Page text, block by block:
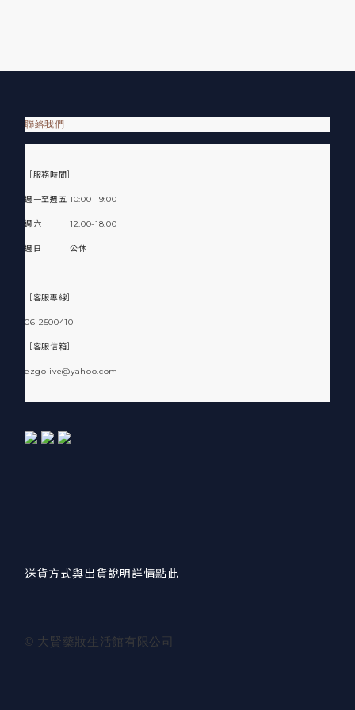
聯絡我們
［服務時間］
週一至週五 10:00-19:00
週六 12:00-18:00
週日 公休
［客服專線］
06-2500410
［客服信箱］
ezgolive@yahoo.com
送貨方式與出貨說明詳情點此
© 大賢藥妝生活館有限公司